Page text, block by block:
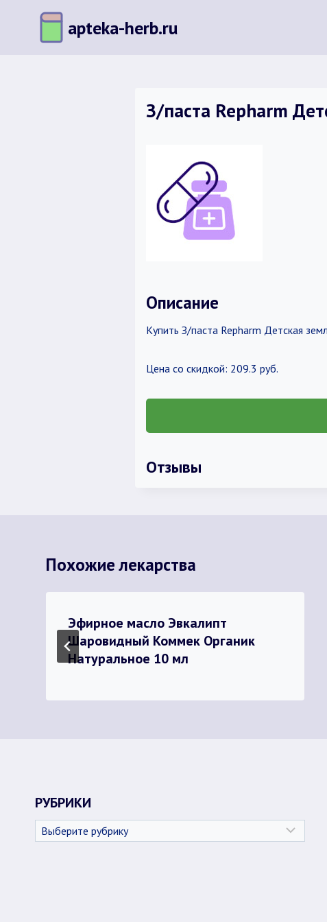
содержимому
apteka-herb.ru
З/паста Repharm
Описание
Купить З/паста Repharm Детская
Цена со скидкой: 209.3 руб.
Отзывы
Похожие лекарства
Эфирное масло Эвкалипт
Шаровидный Коммек Органик
Натуральное 10 мл
РУБРИКИ
Рубрики